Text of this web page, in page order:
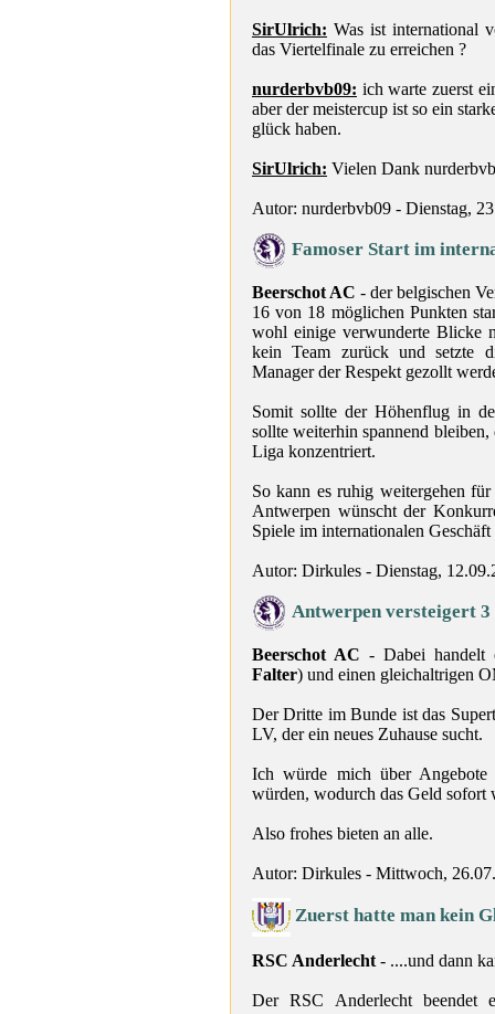
SirUlrich: Was ist international
das Viertelfinale zu erreichen ?
nurderbvb09: ich warte zuerst
aber der meistercup ist so ein
glück haben.
SirUlrich: Vielen Dank
Autor: nurderbvb09 - Dienstag,
Famoser Start im
Beerschot AC - der belgischen
16 von 18 möglichen Punkten
wohl einige verwunderte Blicke
kein Team zurück und setzte
Manager der Respekt gezollt
Somit sollte der Höhenflug in
sollte weiterhin spannend
Liga konzentriert.
So kann es ruhig weitergehen
Antwerpen wünscht der
Spiele im internationalen
Autor: Dirkules - Dienstag,
Antwerpen versteigert 3
Beerschot AC - Dabei
Falter) und einen gleichaltrigen
Der Dritte im Bunde ist das
LV, der ein neues Zuhause sucht.
Ich würde mich über
würden, wodurch das Geld
Also frohes bieten an alle.
Autor: Dirkules - Mittwoch,
Zuerst hatte man kein
RSC Anderlecht - ....und dann
Der RSC Anderlecht beendet